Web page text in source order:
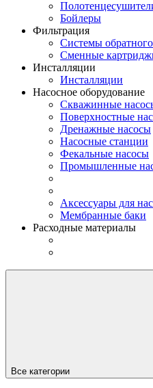
Бойлеры
Фильтрация
Системы
Сменные
Инсталляции
Инсталляции
Насосное оборудование
Скважинные
Поверхностные
Дренажные насосы
Насосные станции
Фекальные насосы
Промышленные
Аксессуары для
Мембранные баки
Расходные материалы
Все категории